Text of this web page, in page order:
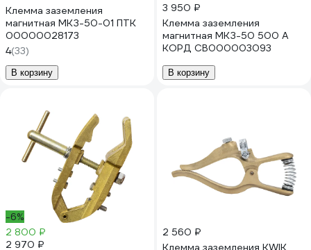
Клемма заземления
магнитная МКЗ-50-01 ПТК
00000028173
4(33)
В корзину
3 950 ₽
Клемма заземления
магнитная МКЗ-50 500 А
КОРД СВ000003093
В корзину
-6%
2 800 ₽
2 970 ₽
2 560 ₽
Клемма заземления KWIK